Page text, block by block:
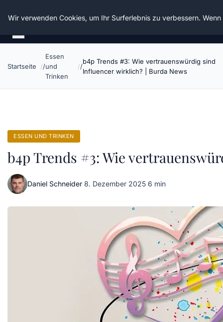
Die Schnitter
Startseite
Essen
und
Trinken
b4p Trends #3: Wie vertrauenswürdig sind
Influencer wirklich? | Burda News
ESSEN UND TRINKEN
b4p Trends #3: Wie
Daniel Schneider·8. Dezember 2025·6 min
Wir verwenden Cookies, um Ihr Surferlebnis zu verbessern.